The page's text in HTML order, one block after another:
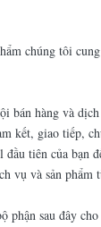
chúng tôi
bán hàng và
kết, giao tiếp,
tiên của bạn
vụ và sản phẩm
phận sau đây